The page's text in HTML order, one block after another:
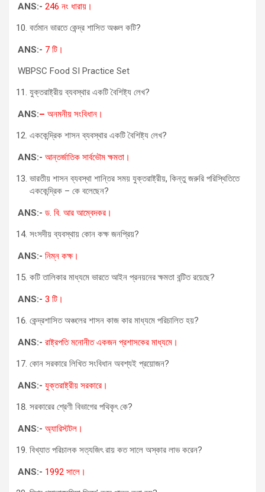
ANS:- 246 নং ধারায়।
বর্তমান ভারতে কেন্দ্র শাসিত অঞ্চল কটি?
ANS:- 7 টি।
WBPSC Food SI Practice Set
যুক্তরাষ্ট্রীয় ব্যবস্থার একটি বৈশিষ্ট্য লেখ?
ANS:– অনমনীয় সংবিধান।
এককেন্দ্রিক শাসন ব্যবস্থার একটি বৈশিষ্ট্য লেখ?
ANS:- আন্তর্জাতিক সার্বভৌম ক্ষমতা।
ভারতীয় শাসন ব্যবস্থা শান্তির সময় যুক্তরাষ্ট্রীয়, কিন্তু জরুরি পরিস্থিতিতে
এককেন্দ্রিক – কে বলেছেন?
ANS:- ড. বি. আর আম্বেদকর।
সংসদীয় ব্যবস্থায় কোন কক্ষ জনপ্রিয়?
ANS:- নিম্ন কক্ষ।
কটি তালিকার মাধ্যমে ভারতে আইন প্রনয়নের ক্ষমতা বন্টিত রয়েছে?
ANS:- 3 টি।
কেন্দ্রশাসিত অঞ্চলের শাসন কাজ কার মাধ্যমে পরিচালিত হয়?
ANS:- রাষ্ট্রপতি মনোনীত একজন প্রশাসকের মাধ্যমে।
কোন সরকারে লিখিত সংবিধান অবশ্যই প্রয়োজন?
ANS:- যুক্তরাষ্ট্রীয় সরকারে।
সরকারের শ্রেণী বিভাগের পথিকৃৎ কে?
ANS:- অ্যারিস্টটল।
বিখ্যাত পরিচালক সত্যজিৎ রায় কত সালে অস্কার লাভ করেন?
ANS:- 1992 সালে।